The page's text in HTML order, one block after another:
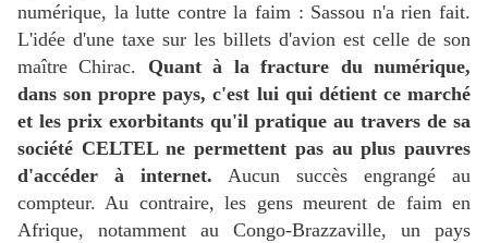
numérique, la lutte contre la faim : Sassou n'a rien fait.
L'idée d'une taxe sur les billets d'avion est celle de son
maître Chirac. Quant à la fracture du numérique,
dans son propre pays, c'est lui qui détient ce marché
et les prix exorbitants qu'il pratique au travers de sa
société CELTEL ne permettent pas au plus pauvres
d'accéder à internet. Aucun succès engrangé au
compteur. Au contraire, les gens meurent de faim en
Afrique, notamment au Congo-Brazzaville, un pays